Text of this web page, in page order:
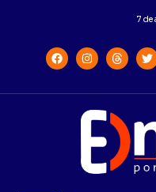
7 de